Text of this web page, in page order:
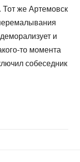
же Артемовск
и
то момента
собеседник